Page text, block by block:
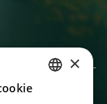
×